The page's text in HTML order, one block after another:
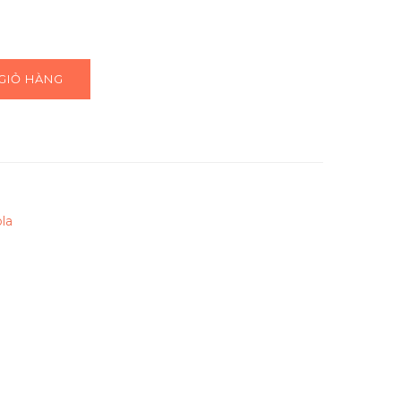
HÀNG